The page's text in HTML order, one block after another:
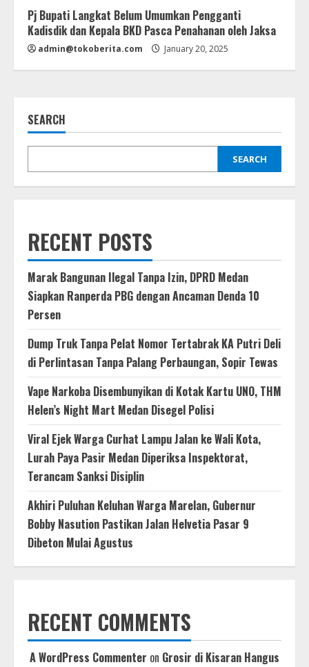
Pj Bupati Langkat Belum Umumkan Pengganti
Kadisdik dan Kepala BKD Pasca Penahanan oleh Jaksa
admin@tokoberita.com January 20, 2025
SEARCH
SEARCH
RECENT POSTS
Marak Bangunan Ilegal Tanpa Izin, DPRD Medan
Siapkan Ranperda PBG dengan Ancaman Denda 10
Persen
Dump Truk Tanpa Pelat Nomor Tertabrak KA Putri Deli
di Perlintasan Tanpa Palang Perbaungan, Sopir Tewas
Vape Narkoba Disembunyikan di Kotak Kartu UNO, THM
Helen’s Night Mart Medan Disegel Polisi
Viral Ejek Warga Curhat Lampu Jalan ke Wali Kota,
Lurah Paya Pasir Medan Diperiksa Inspektorat,
Terancam Sanksi Disiplin
Akhiri Puluhan Keluhan Warga Marelan, Gubernur
Bobby Nasution Pastikan Jalan Helvetia Pasar 9
Dibeton Mulai Agustus
RECENT COMMENTS
A WordPress Commenter on Grosir di Kisaran Hangus